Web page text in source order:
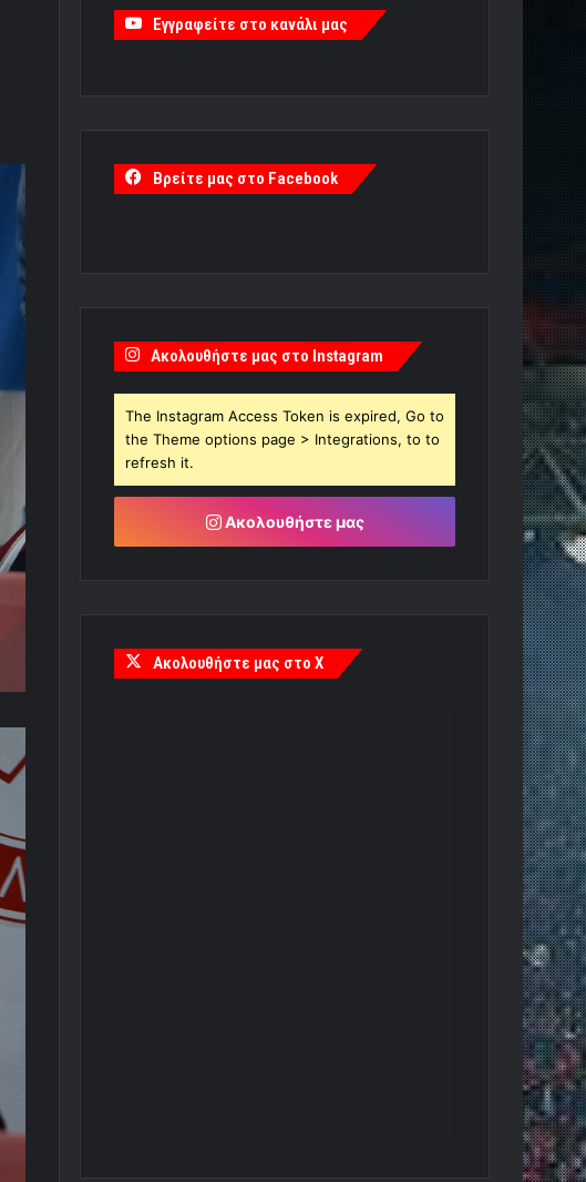
Εγγραφείτε στο κανάλι μας
Βρείτε μας στο Facebook
Ακολουθήστε μας στο Instagram
The Instagram Access Token is expired, Go to
the Theme options page > Integrations, to to
refresh it.
Ακολουθήστε μας
Ακολουθήστε μας στο X